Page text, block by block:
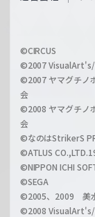
a
r
z
©CIRCUS
©2007 VisualArt's/
©2007 ヤマグチノ
会
©2008 ヤマグチノ
会
©なのはStrikerS
©ATLUS
©NIPPON ICHI
©SEGA
©2005、2009 美
©2008 VisualArt's/